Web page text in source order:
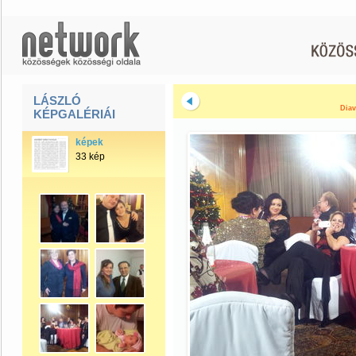
LÁSZLÓ
KÉPGALÉRIÁI
képek
33 kép